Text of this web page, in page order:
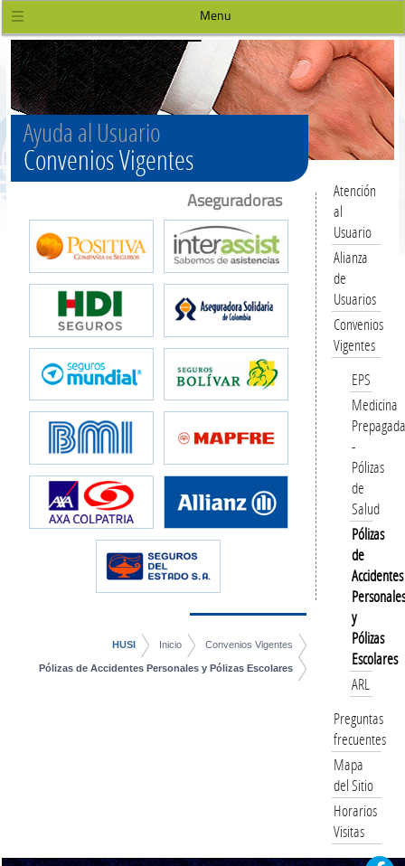
Menu
Ayuda al Usuario
Convenios Vigentes
Aseguradoras
HUSI Inicio Convenios Vigentes
Pólizas de Accidentes Personales y Pólizas Escolares
Atención
al
Usuario
Alianza
de
Usuarios
Convenios
Vigentes
EPS
Medicina
Prepagada
-
Pólizas
de
Salud
Pólizas
de
Accidentes
Personales
y
Pólizas
Escolares
ARL
Preguntas
frecuentes
Mapa
del Sitio
Horarios
Visitas